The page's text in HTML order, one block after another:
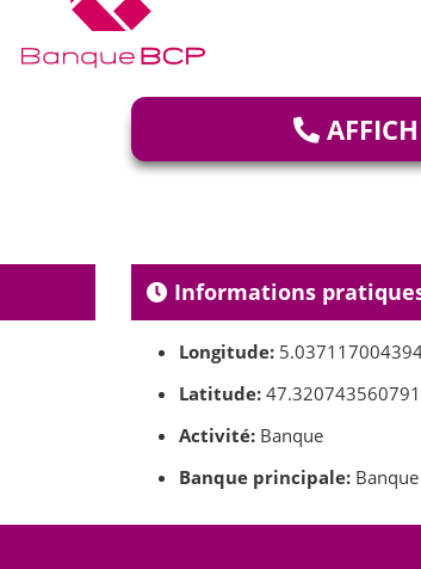
Informations
Longitude:
Latitude: 47.320743560791
Activité: Banque
Banque principale: Banque